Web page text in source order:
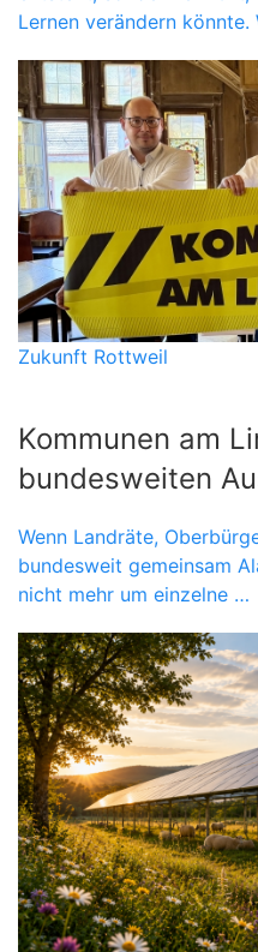
Lernen verändern könnte.
Zukunft Rottweil
Kommunen am
bundesweiten
Wenn Landräte,
bundesweit gemeinsam
nicht mehr um einzelne …